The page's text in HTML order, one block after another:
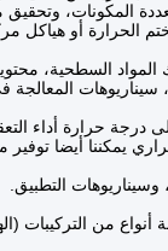
المكونات، وتحقيق
السطحية،
المعالجة
وسيناريوهات التطبيق.
من التركيبات